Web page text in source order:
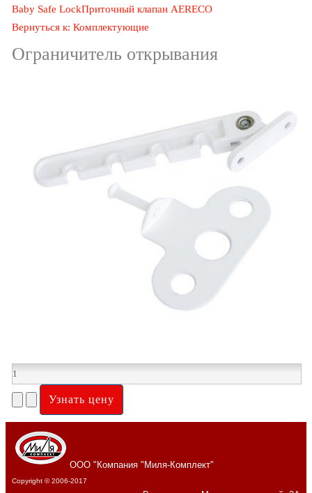
Baby Safe LockПриточный клапан AERECO
Вернуться к: Комплектующие
Ограничитель открывания
ООО "Компания "Миля-Комплект"
Copyright © 2006-2017